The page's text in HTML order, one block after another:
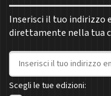
Inserisci il tuo indirizzo
direttamente nella tua
Indirizzo email
Scegli le tue edizioni: